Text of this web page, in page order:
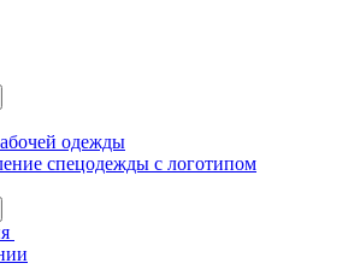
одежды
спецодежды с логотипом